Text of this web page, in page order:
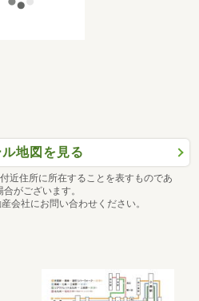
地図を見る
近住所に所在することを表すものであ
がございます。
会社にお問い合わせください。